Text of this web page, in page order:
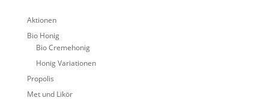
Aktionen
Bio Honig
Bio Cremehonig
Honig Variationen
Propolis
Met und Likör